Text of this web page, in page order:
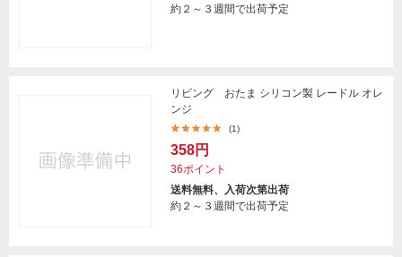
約２～３週間で出荷予定
リビング おたま シリコン製 レードル オレ
ンジ
(1)
358円
36ポイント
送料無料、入荷次第出荷
約２～３週間で出荷予定